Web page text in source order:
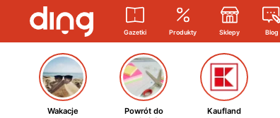
Gazetki Produkty Sklepy Blog
Wakacje
Powrót do
Kaufland